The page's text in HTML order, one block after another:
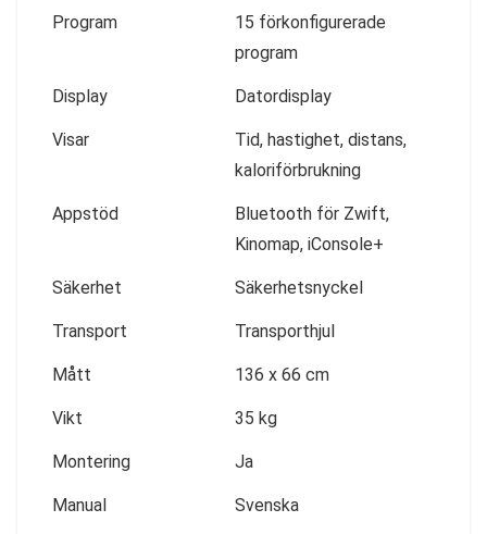
Program
15 förkonfigurerade
program
Display Datordisplay
Visar
Tid, hastighet, distans,
kaloriförbrukning
Appstöd
Bluetooth för Zwift,
Kinomap, iConsole+
Säkerhet Säkerhetsnyckel
Transport Transporthjul
Mått 136 x 66 cm
Vikt 35 kg
Montering Ja
Manual Svenska